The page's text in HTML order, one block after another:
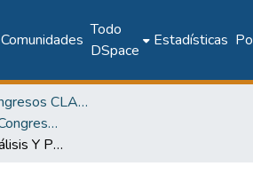
Comunidades
Todo
DSpace
Estadísticas
RedGuia / Congresos CLABES
Publicaciones del Congreso Internacional CLABES
Programas De Análisis Y Prevención De La Deserción Estudiantil Universitaria Dirigidos Al Contexto Panameño